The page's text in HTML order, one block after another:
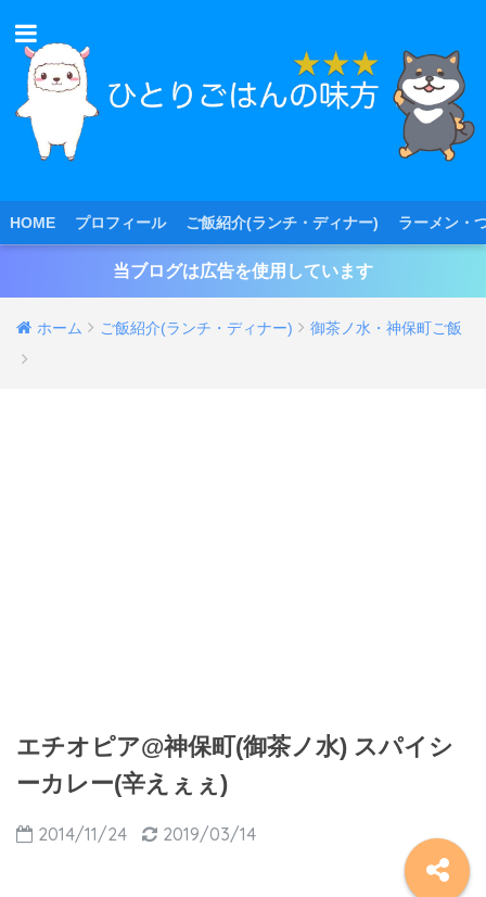
HOME プロフィール ご飯紹介(ランチ・ディナー) ラーメン・
当ブログは広告を使用しています
ホーム ご飯紹介(ランチ・ディナー) 御茶ノ水・神保町ご飯
エチオピア@神保町(御茶ノ水) スパイシ
ーカレー(辛えぇぇ)
2014/11/24 2019/03/14